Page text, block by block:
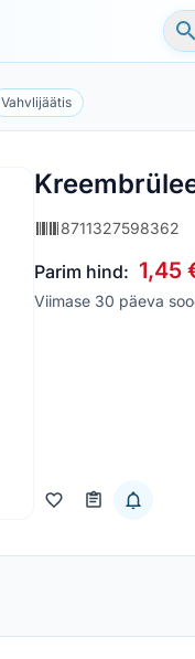
Vahvlijäätis
8711327598362
Parim hind: 1,45
Viimase 30 päeva